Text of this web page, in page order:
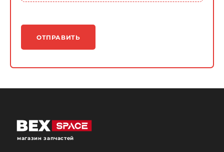
ОТПРАВИТЬ
магазин запчастей